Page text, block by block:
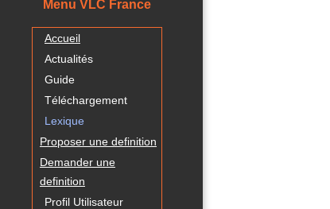
Menu VLC France
Accueil
Actualités
Guide
Téléchargement
Lexique
Proposer une definition
Demander une
definition
Profil Utilisateur